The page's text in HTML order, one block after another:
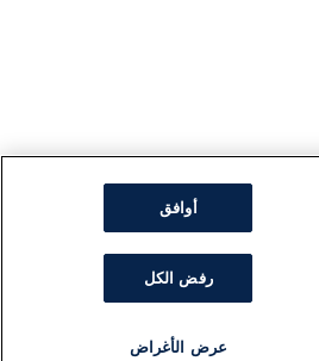
أوافق
رفض الكل
عرض الأغراض